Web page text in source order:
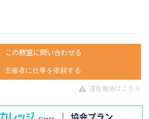
この教室に問い合わせる
主催者に仕事を依頼する
違反報告はこちら